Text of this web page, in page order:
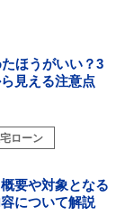
ほうがいい？3
見える注意点
ローン
要や対象となる
について解説